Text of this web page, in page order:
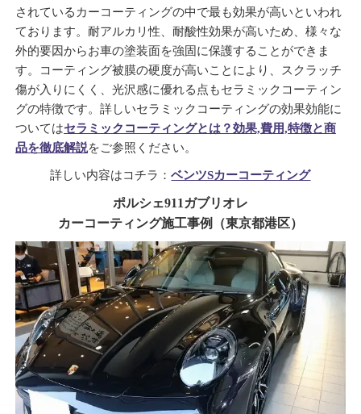
されているカーコーティングの中で最も効果が高いといわれ
ております。耐アルカリ性、耐酸性効果が高いため、様々な
外的要因からお車の塗装面を強固に保護することができま
す。コーティング被膜の硬度が高いことにより、スクラッチ
傷が入りにくく、光沢感に優れる点もセラミックコーティン
グの特徴です。詳しいセラミックコーティングの効果効能に
ついてはセラミックコーティングとは？効果,費用,特徴と商
品を徹底解説をご参照ください。
詳しい内容はコチラ：ベンツSカーコーティング
ポルシェ911ガブリオレ
カーコーティング施工事例（東京都港区）